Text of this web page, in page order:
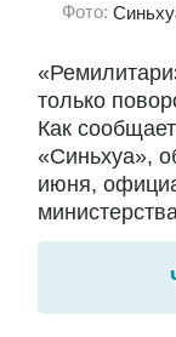
Фото:
только
Как
«Синьхуа»,
июня,